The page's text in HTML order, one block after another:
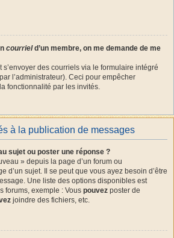
courrield’un membre, on me demande de me
des courriels via le formulaire intégré
l’administrateur). Ceci pour empêcher
fonctionnalité par les invités.
à la publication de messages
sujet ou poster une réponse ?
» depuis la page d’un forum ou
d’un sujet. Il se peut que vous ayez besoin d’être
Une liste des options disponibles est
forums, exemple : Vous pouvez poster de
joindre des fichiers, etc.